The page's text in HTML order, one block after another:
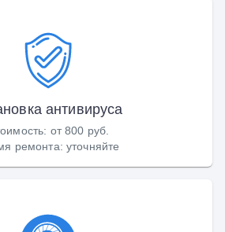
антивируса
: от 800 руб.
ремонта: уточняйте